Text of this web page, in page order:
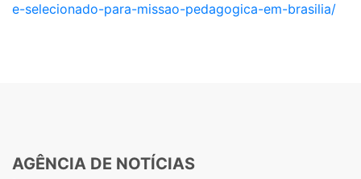
e-selecionado-para-missao-pedagogica-em-brasilia/
AGÊNCIA DE NOTÍCIAS